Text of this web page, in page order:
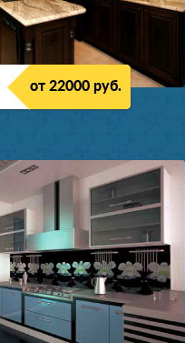
от 22000 руб.